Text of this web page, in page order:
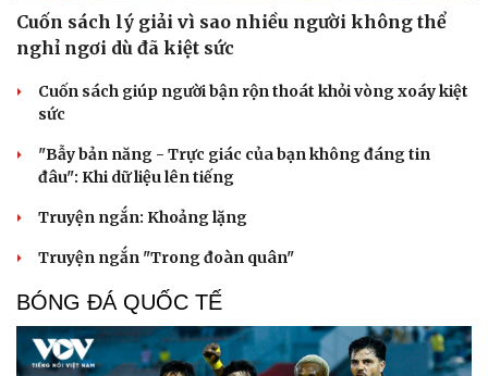
Tư vấn
Săn Tour
check-in
Câu chuyện thời sự
Đọc truyện đêm khuya
Kể chuyện cho bé
Hạt giống tâm hồn
Cuốn sách lý giải vì sao nhiều người không thể
nghỉ ngơi dù đã kiệt sức
Cuốn sách giúp người bận rộn thoát khỏi vòng xoáy kiệt
sức
"Bẫy bản năng - Trực giác của bạn không đáng tin
đâu": Khi dữ liệu lên tiếng
Truyện ngắn: Khoảng lặng
Truyện ngắn "Trong đoàn quân"
BÓNG ĐÁ QUỐC TẾ